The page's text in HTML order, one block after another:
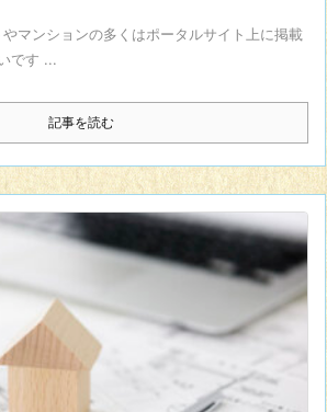
マンションの多くはポータルサイト上に掲載
です ...
記事を読む